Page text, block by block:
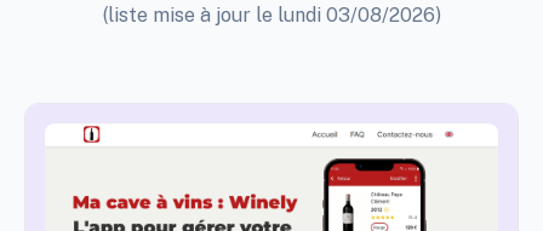
(liste mise à jour le lundi 03/08/2026)